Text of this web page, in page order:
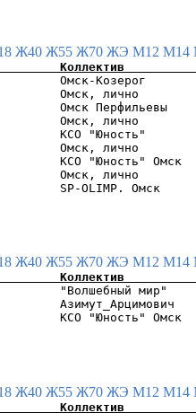
Ж40 Ж55 Ж70 ЖЭ М12 М14
Омск-Козерог
Омск, лично
Омск
Омск, лично
КСО "Юность"
Омск, лично
КСО "Юность"
Омск, лично
Ж40 Ж55 Ж70 ЖЭ М12 М14
"Волшебный
Ж40 Ж55 Ж70 ЖЭ М12 М14